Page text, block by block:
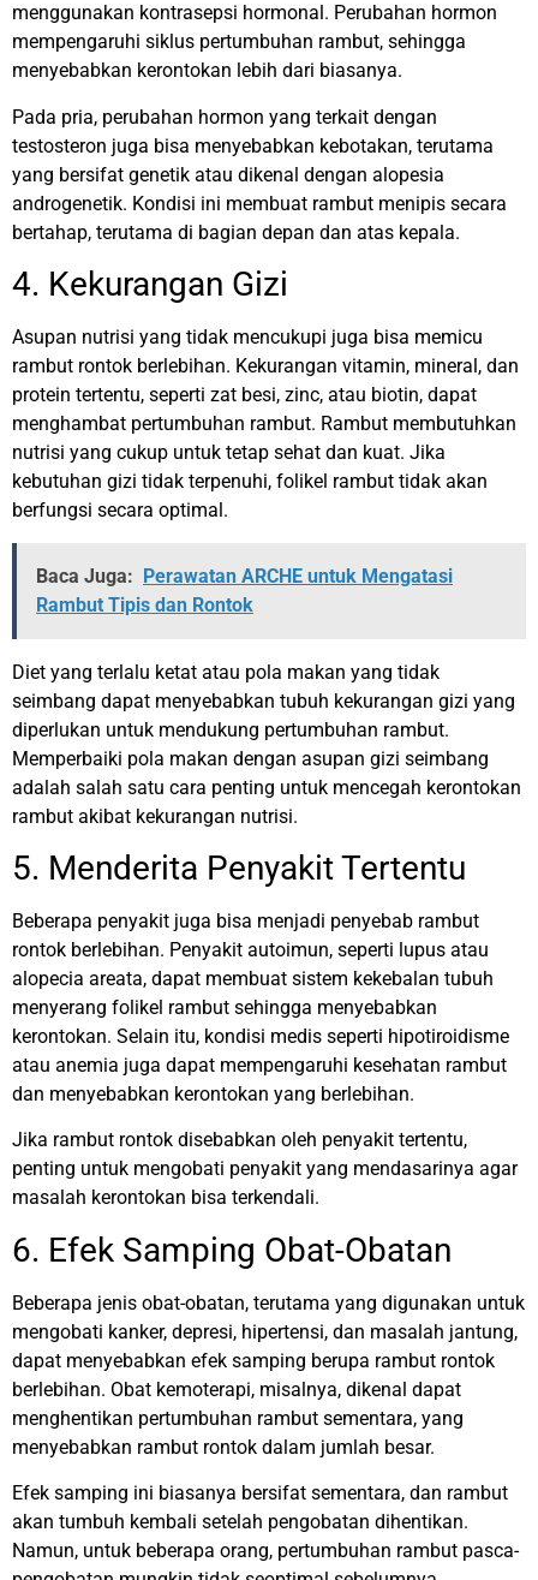
menggunakan kontrasepsi hormonal. Perubahan hormon
mempengaruhi siklus pertumbuhan rambut, sehingga
menyebabkan kerontokan lebih dari biasanya.
Pada pria, perubahan hormon yang terkait dengan
testosteron juga bisa menyebabkan kebotakan, terutama
yang bersifat genetik atau dikenal dengan alopesia
androgenetik. Kondisi ini membuat rambut menipis secara
bertahap, terutama di bagian depan dan atas kepala.
4. Kekurangan Gizi
Asupan nutrisi yang tidak mencukupi juga bisa memicu
rambut rontok berlebihan. Kekurangan vitamin, mineral, dan
protein tertentu, seperti zat besi, zinc, atau biotin, dapat
menghambat pertumbuhan rambut. Rambut membutuhkan
nutrisi yang cukup untuk tetap sehat dan kuat. Jika
kebutuhan gizi tidak terpenuhi, folikel rambut tidak akan
berfungsi secara optimal.
Baca Juga: Perawatan ARCHE untuk Mengatasi
Rambut Tipis dan Rontok
Diet yang terlalu ketat atau pola makan yang tidak
seimbang dapat menyebabkan tubuh kekurangan gizi yang
diperlukan untuk mendukung pertumbuhan rambut.
Memperbaiki pola makan dengan asupan gizi seimbang
adalah salah satu cara penting untuk mencegah kerontokan
rambut akibat kekurangan nutrisi.
5. Menderita Penyakit Tertentu
Beberapa penyakit juga bisa menjadi penyebab rambut
rontok berlebihan. Penyakit autoimun, seperti lupus atau
alopecia areata, dapat membuat sistem kekebalan tubuh
menyerang folikel rambut sehingga menyebabkan
kerontokan. Selain itu, kondisi medis seperti hipotiroidisme
atau anemia juga dapat mempengaruhi kesehatan rambut
dan menyebabkan kerontokan yang berlebihan.
Jika rambut rontok disebabkan oleh penyakit tertentu,
penting untuk mengobati penyakit yang mendasarinya agar
masalah kerontokan bisa terkendali.
6. Efek Samping Obat-Obatan
Beberapa jenis obat-obatan, terutama yang digunakan untuk
mengobati kanker, depresi, hipertensi, dan masalah jantung,
dapat menyebabkan efek samping berupa rambut rontok
berlebihan. Obat kemoterapi, misalnya, dikenal dapat
menghentikan pertumbuhan rambut sementara, yang
menyebabkan rambut rontok dalam jumlah besar.
Efek samping ini biasanya bersifat sementara, dan rambut
akan tumbuh kembali setelah pengobatan dihentikan.
Namun, untuk beberapa orang, pertumbuhan rambut pasca-